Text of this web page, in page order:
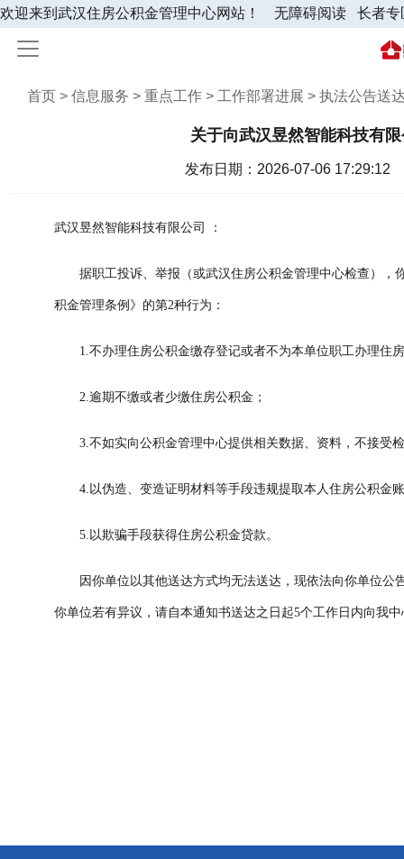
欢迎来到武汉住房公积金管理中心网站！ 无障碍阅读 长者专
首页 > 信息服务 > 重点工作 > 工作部署进展 > 执法公告送
关于向武汉昱然智能科技有
发布日期：2026-07-06 17:29:12
武汉昱然智能科技有限公司 ：
据职工投诉、举报（或武汉住房公积金管理中心检查）
积金管理条例》的第2种行为：
1.不办理住房公积金缴存登记或者不为本单位职工办理住
2.逾期不缴或者少缴住房公积金；
3.不如实向公积金管理中心提供相关数据、资料，不接受
4.以伪造、变造证明材料等手段违规提取本人住房公积金
5.以欺骗手段获得住房公积金贷款。
因你单位以其他送达方式均无法送达，现依法向你单位
你单位若有异议，请自本通知书送达之日起5个工作日内向我